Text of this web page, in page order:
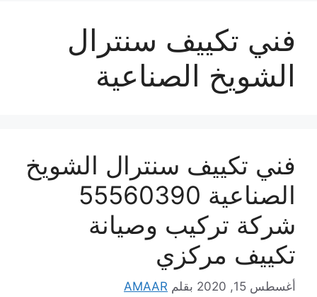
فني تكييف سنترال
الشويخ الصناعية
فني تكييف سنترال الشويخ
الصناعية 55560390
شركة تركيب وصيانة
تكييف مركزي
أغسطس 15, 2020 بقلم AMAAR